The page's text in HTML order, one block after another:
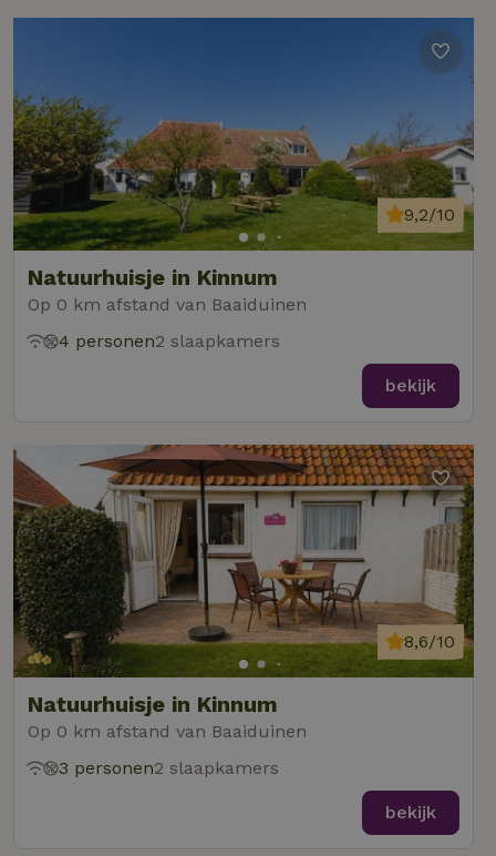
Natuurhuisje in Kinnum
Op 0 km afstand van Baaiduinen
9,2/10
4 personen2 slaapkamers
bekijk
Natuurhuisje in Kinnum
Op 0 km afstand van Baaiduinen
8,6/10
3 personen2 slaapkamers
bekijk